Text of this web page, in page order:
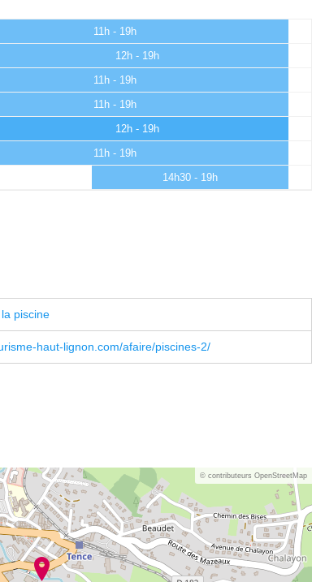
11h - 19h
12h - 19h
11h - 19h
11h - 19h
12h - 19h
11h - 19h
14h30 - 19h
piscine
haut-lignon.com/afaire/piscines-2/
© contributeurs OpenStreetMap